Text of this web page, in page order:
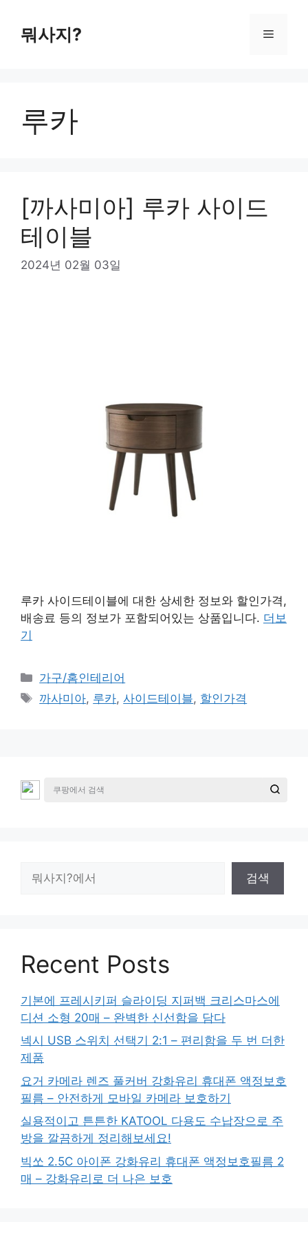
뭐사지? 메
루카
[까사미아] 루카 사이드
테이블
2024년 02월 03일
루카 사이드테이블에 대한 상세한 정보와 할인가격,
배송료 등의 정보가 포함되어있는 상품입니다. 더보
기
카
테
고
가구/홈인테리어
태
까사미아, 루카,사이드테이블, 할인가격
검색
Recent Posts
기본에 프레시키퍼 슬라이딩 지퍼백 크리스마스에
디션 소형 20매 – 완벽한 신선함을 담다
넥시 USB 스위치 선택기 2:1 – 편리함을 두 번 더한
제품
요거 카메라 렌즈 풀커버 강화유리 휴대폰 액정보호
필름 – 안전하게 모바일 카메라 보호하기
실용적이고 튼튼한 KATOOL 다용도 수납장으로 주
방을 깔끔하게 정리해보세요!
빅쏘 2.5C 아이폰 강화유리 휴대폰 액정보호필름 2
매 – 강화유리로 더 나은 보호